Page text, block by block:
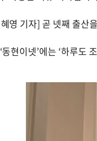
영 기자] 곧 넷째 출산
현이넷’에는 ‘하루도